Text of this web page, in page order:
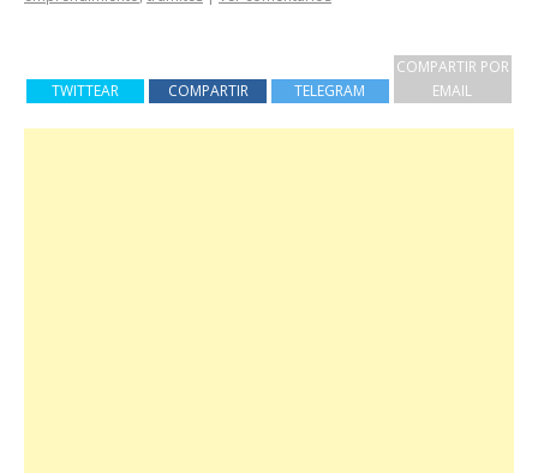
TWITTEAR COMPARTIR TELEGRAM
COMPARTIR POR
EMAIL